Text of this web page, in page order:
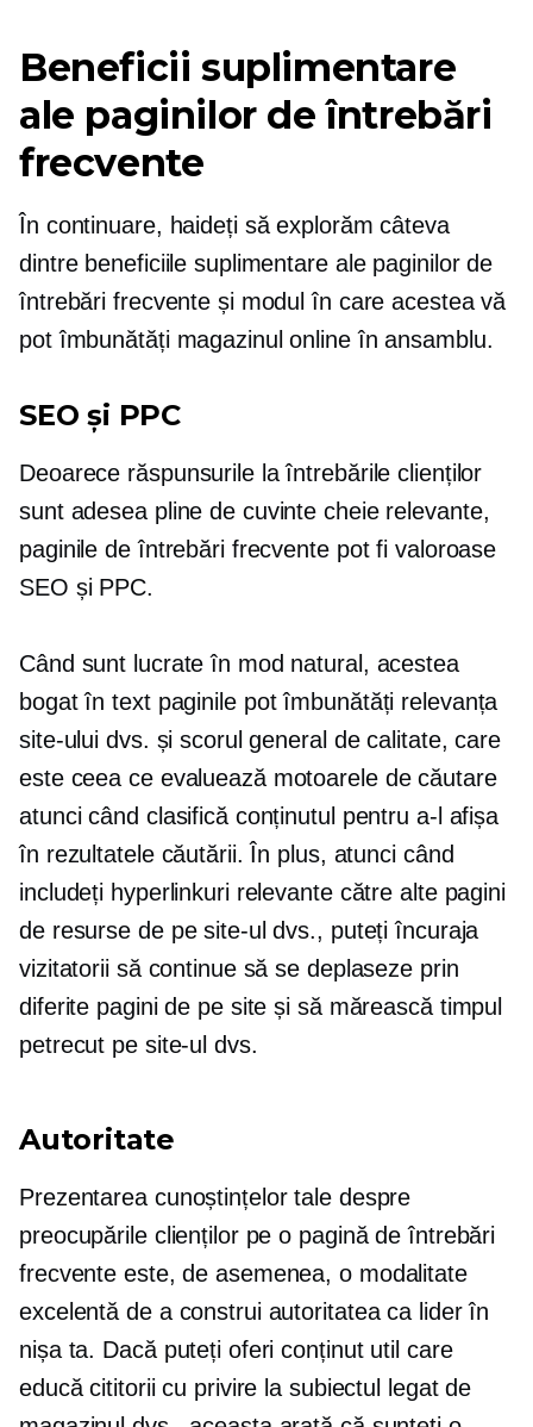
Beneficii suplimentare
ale paginilor de întrebări
frecvente
În continuare, haideți să explorăm câteva
dintre beneficiile suplimentare ale paginilor de
întrebări frecvente și modul în care acestea vă
pot îmbunătăți magazinul online în ansamblu.
SEO și PPC
Deoarece răspunsurile la întrebările clienților
sunt adesea pline de cuvinte cheie relevante,
paginile de întrebări frecvente pot fi valoroase
SEO și PPC.
Când sunt lucrate în mod natural, acestea
bogat în textpaginile pot îmbunătăți relevanța
site-ului dvs. și scorul general de calitate, care
este ceea ce evaluează motoarele de căutare
atunci când clasifică conținutul pentru a-l afișa
în rezultatele căutării. În plus, atunci când
includeți hyperlinkuri relevante către alte pagini
de resurse de pe site-ul dvs., puteți încuraja
vizitatorii să continue să se deplaseze prin
diferite pagini de pe site și să mărească timpul
petrecut pe site-ul dvs.
Autoritate
Prezentarea cunoștințelor tale despre
preocupările clienților pe o pagină de întrebări
frecvente este, de asemenea, o modalitate
excelentă de a construi autoritatea ca lider în
nișa ta. Dacă puteți oferi conținut util care
educă cititorii cu privire la subiectul legat de